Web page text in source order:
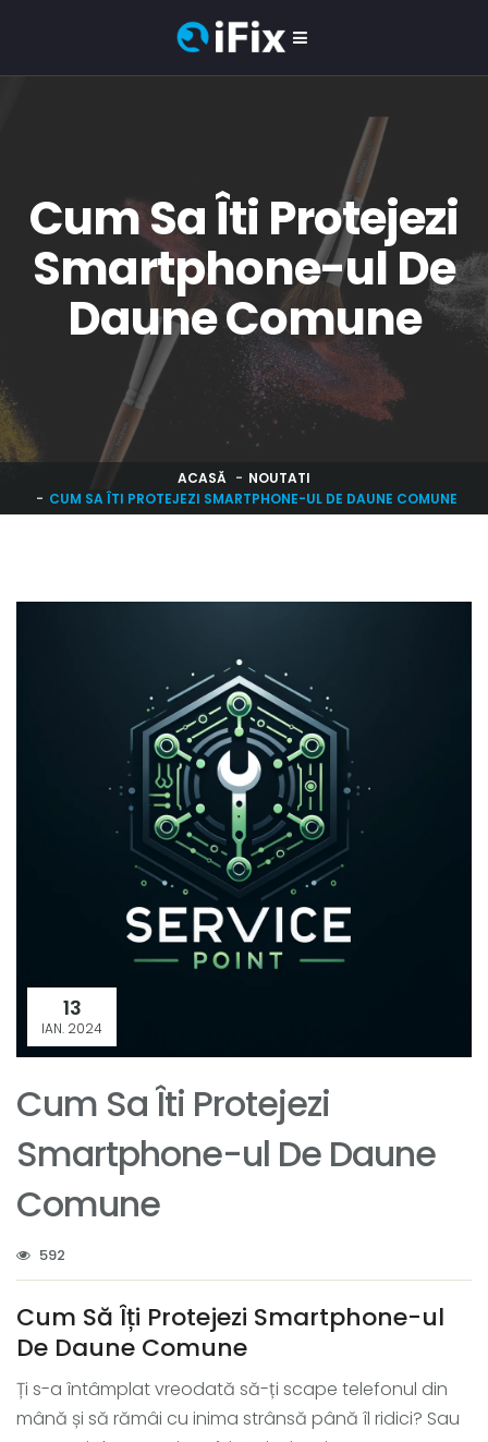
Cum Sa Îti Protejezi
Smartphone-ul De
Daune Comune
ACASĂ
NOUTATI
CUM SA ÎTI PROTEJEZI SMARTPHONE-UL DE DAUNE COMUNE
13
IAN. 2024
Cum Sa Îti Protejezi
Smartphone-ul De Daune
Comune
592
Cum Să Îți Protejezi Smartphone-ul
De Daune Comune
Ți s-a întâmplat vreodată să-ți scape telefonul din
mână și să rămâi cu inima strânsă până îl ridici? Sau